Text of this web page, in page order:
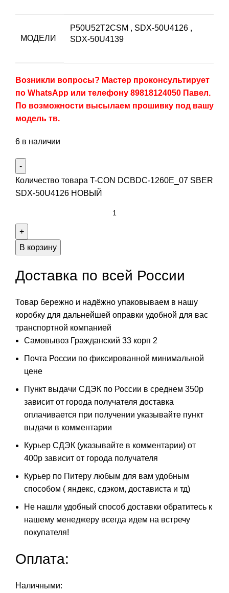
МОДЕЛИ
P50U52T2CSM , SDX-50U4126 ,
SDX-50U4139
Возникли вопросы? Мастер проконсультирует
по WhatsApp или телефону 89818124050 Павел.
По возможности высылаем прошивку под вашу
модель тв.
6 в наличии
Количество товара T-CON DCBDC-1260E_07 SBER
SDX-50U4126 НОВЫЙ
В корзину
Доставка по всей России
Товар бережно и надёжно упаковываем в нашу
коробку для дальнейшей оправки удобной для вас
транспортной компанией
Самовывоз Гражданский 33 корп 2
Почта России по фиксированной минимальной
цене
Пункт выдачи СДЭК по России в среднем 350р
зависит от города получателя доставка
оплачивается при получении указывайте пункт
выдачи в комментарии
Курьер СДЭК (указывайте в комментарии) от
400р зависит от города получателя
Курьер по Питеру любым для вам удобным
способом ( яндекс, сдэком, достависта и тд)
Не нашли удобный способ доставки обратитесь к
нашему менеджеру всегда идем на встречу
покупателя!
Оплата:
Наличными: